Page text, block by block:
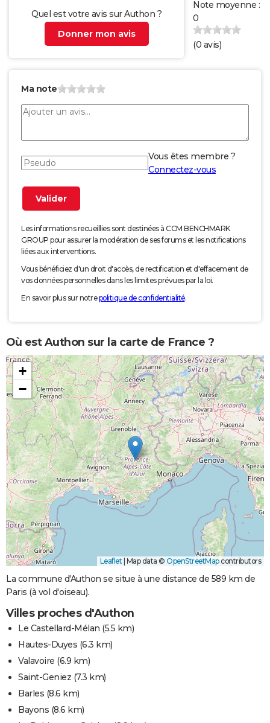
Quel est votre avis sur Authon ?
Donner mon avis
Note moyenne :
0
(0 avis)
Ma note
Vous êtes membre ?
Connectez-vous
Les informations recueillies sont destinées à CCM BENCHMARK
GROUP pour assurer la modération de ses forums et les notifications
liées aux interventions.
Vous bénéficiez d'un droit d'accès, de rectification et d'effacement de
vos données personnelles dans les limites prévues par la loi.
En savoir plus sur notrepolitique de confidentialité.
Où est Authon sur la carte de France ?
+
−
Leaflet Map data © OpenStreetMapcontributors
La commune d'Authon se situe à une distance de 589 km de
Paris (à vol d'oiseau).
Villes proches d'Authon
Le Castellard-Mélan (5.5 km)
Hautes-Duyes (6.3 km)
Valavoire (6.9 km)
Saint-Geniez (7.3 km)
Barles (8.6 km)
Bayons (8.6 km)